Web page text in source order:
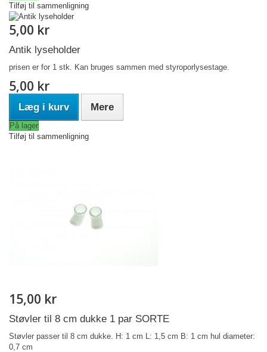
Tilføj til sammenligning
5,00 kr
Antik lyseholder
prisen er for 1 stk. Kan bruges sammen med styroporlysestage.
5,00 kr
Læg i kurv Mere
På lager
Tilføj til sammenligning
15,00 kr
Støvler til 8 cm dukke 1 par SORTE
Støvler passer til 8 cm dukke. H: 1 cm L: 1,5 cm B: 1 cm hul diameter:
0,7 cm